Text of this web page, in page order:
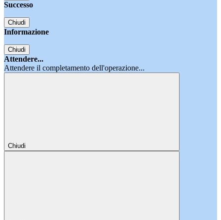
Successo
Chiudi
Informazione
Chiudi
Attendere...
Attendere il completamento dell'operazione...
Chiudi